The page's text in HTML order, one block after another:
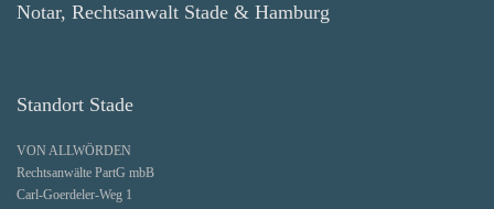
Notar, Rechtsanwalt Stade & Hamburg
Standort Stade
VON ALLWÖRDEN
Rechtsanwälte PartG mbB
Carl-Goerdeler-Weg 1